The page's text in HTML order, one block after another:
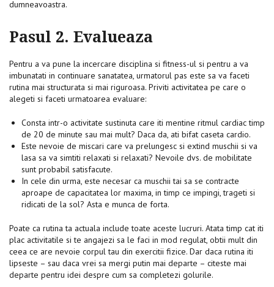
dumneavoastra.
Pasul 2. Evalueaza
Pentru a va pune la incercare disciplina si fitness-ul si pentru a va
imbunatati in continuare sanatatea, urmatorul pas este sa va faceti
rutina mai structurata si mai riguroasa. Priviti activitatea pe care o
alegeti si faceti urmatoarea evaluare:
Consta intr-o activitate sustinuta care iti mentine ritmul cardiac timp
de 20 de minute sau mai mult? Daca da, ati bifat caseta cardio.
Este nevoie de miscari care va prelungesc si extind muschii si va
lasa sa va simtiti relaxati si relaxati? Nevoile dvs. de mobilitate
sunt probabil satisfacute.
In cele din urma, este necesar ca muschii tai sa se contracte
aproape de capacitatea lor maxima, in timp ce impingi, trageti si
ridicati de la sol? Asta e munca de forta.
Poate ca rutina ta actuala include toate aceste lucruri. Atata timp cat iti
plac activitatile si te angajezi sa le faci in mod regulat, obtii mult din
ceea ce are nevoie corpul tau din exercitii fizice. Dar daca rutina iti
lipseste – sau daca vrei sa mergi putin mai departe – citeste mai
departe pentru idei despre cum sa completezi golurile.